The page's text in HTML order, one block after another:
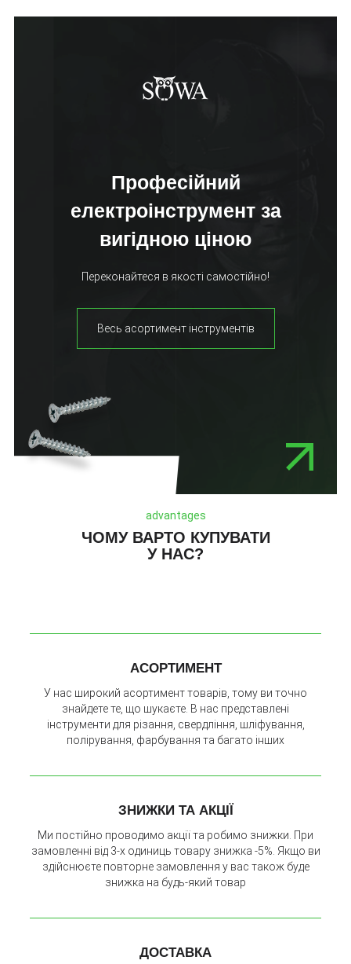
Професійний
електроінструмент за
вигідною ціною
Переконайтеся в якості самостійно!
Весь асортимент інструментів
advantages
ЧОМУ ВАРТО КУПУВАТИ
У НАС?
АСОРТИМЕНТ
У нас широкий асортимент товарів, тому ви точно
знайдете те, що шукаєте. В нас представлені
інструменти для різання, свердління, шліфування,
полірування, фарбування та багато інших
ЗНИЖКИ ТА АКЦІЇ
Ми постійно проводимо акції та робимо знижки. При
замовленні від 3-х одиниць товару знижка -5%. Якщо ви
здійснюєте повторне замовлення у вас також буде
знижка на будь-який товар
ДОСТАВКА